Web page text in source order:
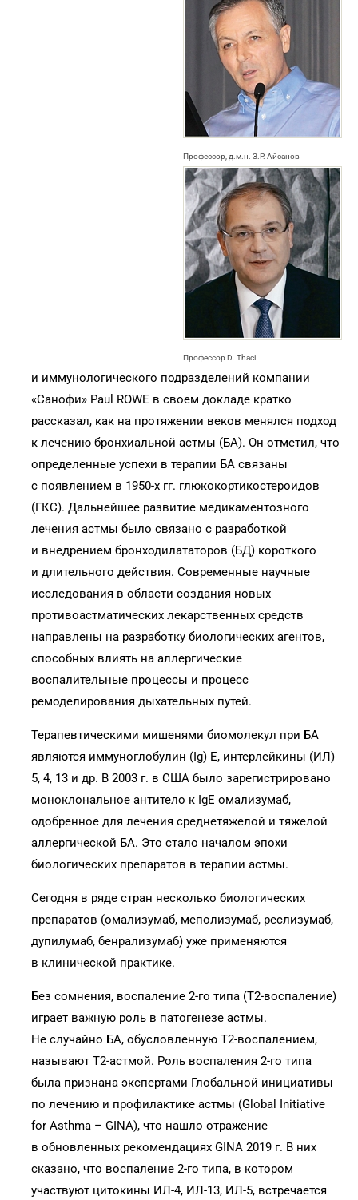
Профессор, д.м.н. З.Р. Айсанов
Профессор D. Thaci
и иммунологического подразделений компании
«Санофи» Paul ROWE в своем докладе кратко
рассказал, как на протяжении веков менялся подход
к лечению бронхиальной астмы (БА). Он отметил, что
определенные успехи в терапии БА связаны
с появлением в 1950-х гг. глюкокортикостероидов
(ГКС). Дальнейшее развитие медикаментозного
лечения астмы было связано с разработкой
и внедрением бронходилататоров (БД) короткого
и длительного действия. Современные научные
исследования в области создания новых
противоастматических лекарственных средств
направлены на разработку биологических агентов,
способных влиять на аллергические
воспалительные процессы и процесс
ремоделирования дыхательных путей.
Терапевтическими мишенями биомолекул при БА
являются иммуно­глобулин (Ig) E, интерлейкины (ИЛ)
5, 4, 13 и др. В 2003 г. в США было зарегистрировано
моноклональное антитело к IgE омализумаб,
одобренное для лечения среднетяжелой и тяжелой
аллергической БА. Это стало началом эпохи
биологических препаратов в терапии астмы.
Сегодня в ряде стран несколько биологических
препаратов (омализумаб, меполизумаб, реслизумаб,
дупилумаб, бенрализумаб) уже применяются
в клинической практике.
Без сомнения, воспаление 2-го типа (T2-воспаление)
играет важную роль в патогенезе астмы.
Не случайно БА, обусловленную T2-воспалением,
называют Т2-астмой. Роль воспаления 2-го типа
была признана экспертами Глобальной инициативы
по лечению и профилактике астмы (Global Initiative
for Asthma – GINA), что нашло отражение
в обновленных рекомендациях GINA 2019 г. В них
сказано, что воспаление 2-го типа, в котором
участвуют цитокины ИЛ-4, ИЛ-13, ИЛ-5, встречается